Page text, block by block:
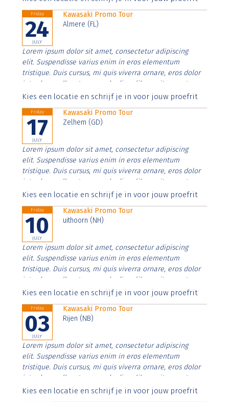
Friday
24
JULY
Kawasaki Promo Tour
Almere (FL)
Lorem ipsum dolor sit amet, consectetur adipiscing
elit. Suspendisse varius enim in eros elementum
tristique. Duis cursus, mi quis viverra ornare, eros dolor
interdum nulla, ut commodo diam libero vitae erat.
Aenean faucibus nibh et justo cursus id rutrum lorem
Kies een locatie en schrijf je in voor jouw proefrit
Friday
17
JULY
Kawasaki Promo Tour
Zelhem (GD)
Lorem ipsum dolor sit amet, consectetur adipiscing
elit. Suspendisse varius enim in eros elementum
tristique. Duis cursus, mi quis viverra ornare, eros dolor
interdum nulla, ut commodo diam libero vitae erat.
Aenean faucibus nibh et justo cursus id rutrum lorem
Kies een locatie en schrijf je in voor jouw proefrit
Friday
10
JULY
Kawasaki Promo Tour
uithoorn (NH)
Lorem ipsum dolor sit amet, consectetur adipiscing
elit. Suspendisse varius enim in eros elementum
tristique. Duis cursus, mi quis viverra ornare, eros dolor
interdum nulla, ut commodo diam libero vitae erat.
Aenean faucibus nibh et justo cursus id rutrum lorem
Kies een locatie en schrijf je in voor jouw proefrit
Friday
03
JULY
Kawasaki Promo Tour
Rijen (NB)
Lorem ipsum dolor sit amet, consectetur adipiscing
elit. Suspendisse varius enim in eros elementum
tristique. Duis cursus, mi quis viverra ornare, eros dolor
interdum nulla, ut commodo diam libero vitae erat.
Aenean faucibus nibh et justo cursus id rutrum lorem
Kies een locatie en schrijf je in voor jouw proefrit